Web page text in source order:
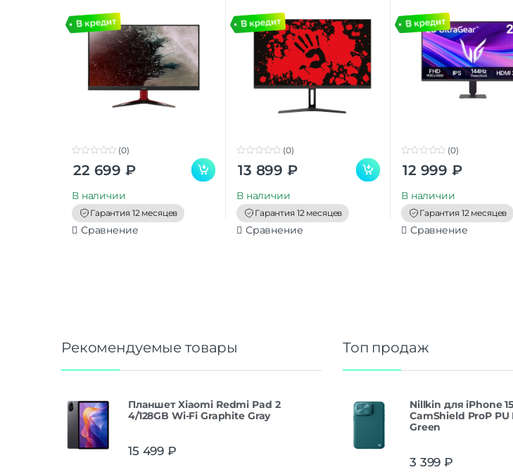
o
o
(0)
22 699 ₽
В наличии
Гарантия 12 месяцев
Сравнение
o
(0)
13 899 ₽
В наличии
Гарантия 12 месяцев
Сравнение
o
(0)
12 999 ₽
В наличии
Гарантия 12 месяцев
Сравнение
Рекомендуемые товары
Планшет Xiaomi Redmi Pad 2
4/128GB Wi-Fi Graphite Gray
15 499 ₽
Топ продаж
Nillkin для iPhone
CamShield ProP
Green
3 399 ₽